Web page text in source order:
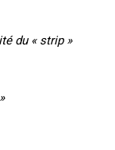
du « strip »